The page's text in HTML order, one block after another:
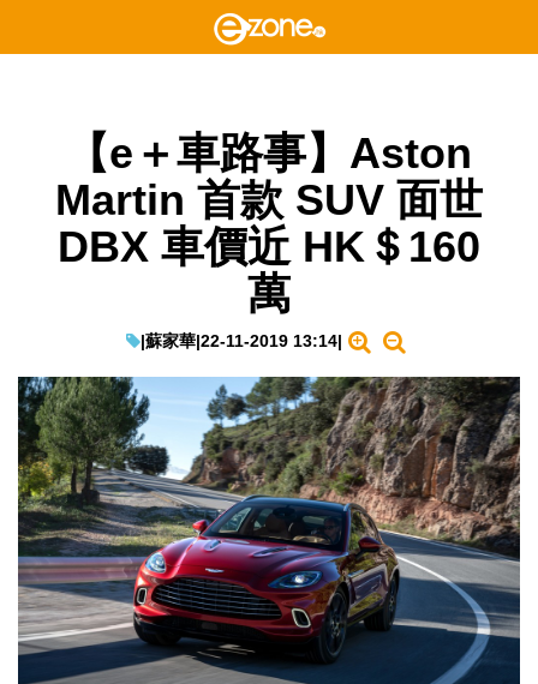
【e＋車路事】Aston
Martin 首款 SUV 面世
DBX 車價近 HK＄160
萬
|蘇家華|22-11-2019 13:14|